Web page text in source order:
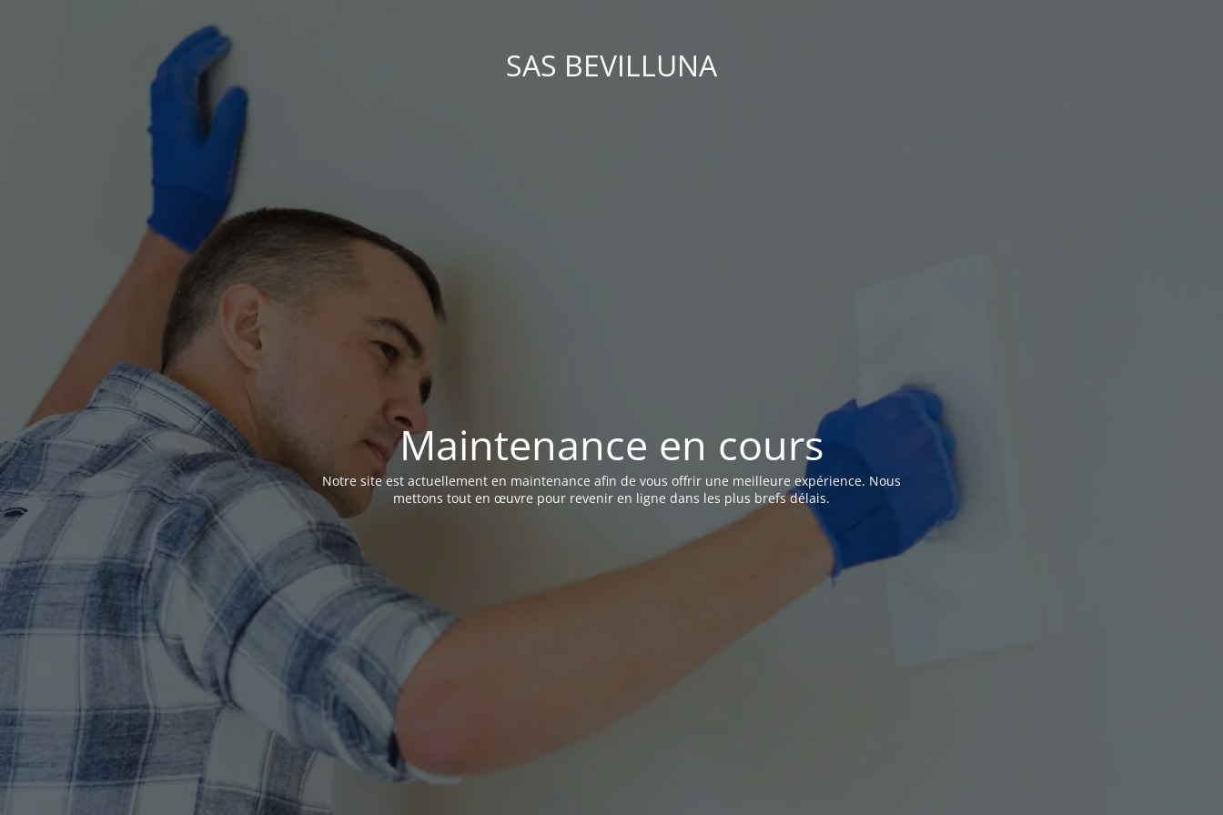
SAS BEVILLUNA
Maintenance en cours
Notre site est actuellement en maintenance afin de vous offrir une meilleure expérience. Nous
mettons tout en œuvre pour revenir en ligne dans les plus brefs délais.